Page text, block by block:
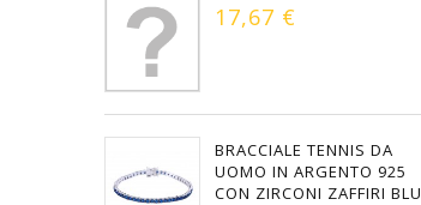
17,67 €
BRACCIALE TENNIS DA
UOMO IN ARGENTO 925
CON ZIRCONI ZAFFIRI BLU